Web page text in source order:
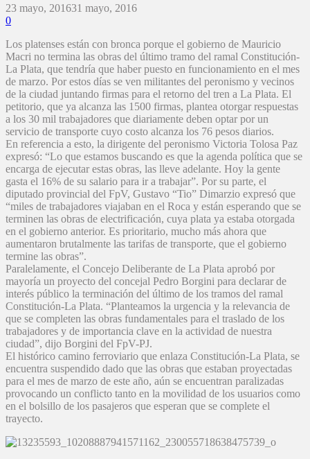
23 mayo, 201631 mayo, 2016
0
Los platenses están con bronca porque el gobierno de Mauricio
Macri no termina las obras del último tramo del ramal Constitución-
La Plata, que tendría que haber puesto en funcionamiento en el mes
de marzo. Por estos días se ven militantes del peronismo y vecinos
de la ciudad juntando firmas para el retorno del tren a La Plata. El
petitorio, que ya alcanza las 1500 firmas, plantea otorgar respuestas
a los 30 mil trabajadores que diariamente deben optar por un
servicio de transporte cuyo costo alcanza los 76 pesos diarios.
En referencia a esto, la dirigente del peronismo Victoria Tolosa Paz
expresó: “Lo que estamos buscando es que la agenda política que se
encarga de ejecutar estas obras, las lleve adelante. Hoy la gente
gasta el 16% de su salario para ir a trabajar”. Por su parte, el
diputado provincial del FpV, Gustavo “Tio” Dimarzio expresó que
“miles de trabajadores viajaban en el Roca y están esperando que se
terminen las obras de electrificación, cuya plata ya estaba otorgada
en el gobierno anterior. Es prioritario, mucho más ahora que
aumentaron brutalmente las tarifas de transporte, que el gobierno
termine las obras”.
Paralelamente, el Concejo Deliberante de La Plata aprobó por
mayoría un proyecto del concejal Pedro Borgini para declarar de
interés público la terminación del último de los tramos del ramal
Constitución-La Plata. “Planteamos la urgencia y la relevancia de
que se completen las obras fundamentales para el traslado de los
trabajadores y de importancia clave en la actividad de nuestra
ciudad”, dijo Borgini del FpV-PJ.
El histórico camino ferroviario que enlaza Constitución-La Plata, se
encuentra suspendido dado que las obras que estaban proyectadas
para el mes de marzo de este año, aún se encuentran paralizadas
provocando un conflicto tanto en la movilidad de los usuarios como
en el bolsillo de los pasajeros que esperan que se complete el
trayecto.